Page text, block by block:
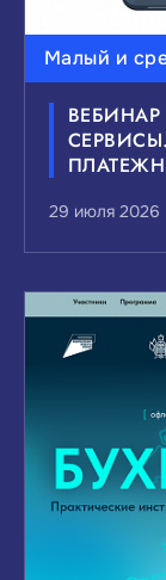
Малый и
29 июля 2026